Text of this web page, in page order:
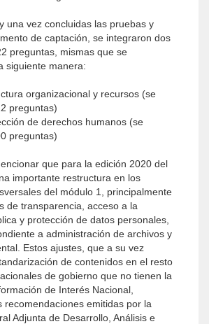
una vez concluidas las pruebas y
de captación, se integraron dos
preguntas, mismas que se
siguiente manera:
organizacional y recursos (se
preguntas)
de derechos humanos (se
preguntas)
que para la edición 2020 del
importante restructura en los
del módulo 1, principalmente
de transparencia, acceso a la
y protección de datos personales,
a administración de archivos y
Estos ajustes, que a su vez
de contenidos en el resto
de gobierno que no tienen la
de Interés Nacional,
recomendaciones emitidas por la
Adjunta de Desarrollo, Análisis e